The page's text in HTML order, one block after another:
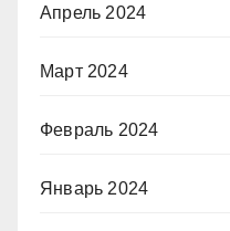
Апрель 2024
Март 2024
Февраль 2024
Январь 2024